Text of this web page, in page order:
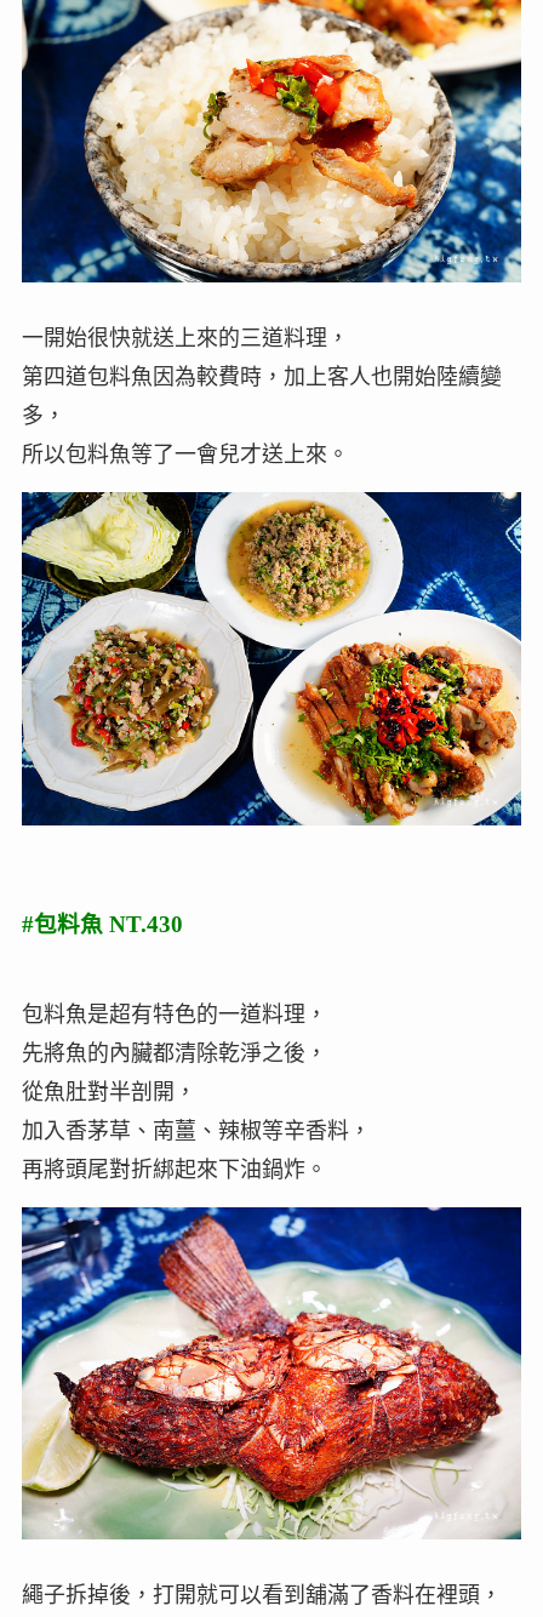
一開始很快就送上來的三道料理，
第四道包料魚因為較費時，加上客人也開始陸續變
多，
所以包料魚等了一會兒才送上來。
#包料魚 NT.430
包料魚是超有特色的一道料理，
先將魚的內臟都清除乾淨之後，
從魚肚對半剖開，
加入香茅草、南薑、辣椒等辛香料，
再將頭尾對折綁起來下油鍋炸。
繩子拆掉後，打開就可以看到舖滿了香料在裡頭，